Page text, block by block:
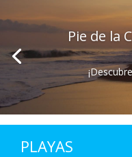
Pie de la
PLAYAS